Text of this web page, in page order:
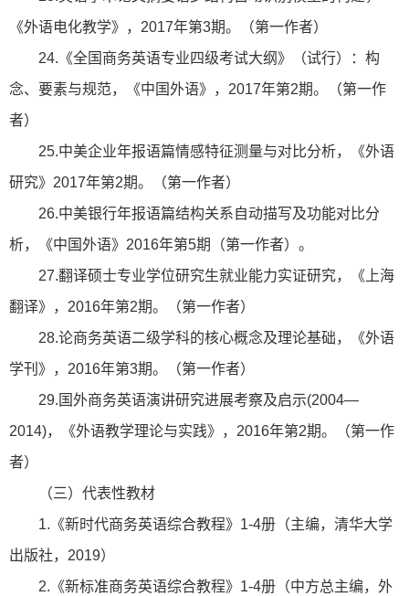
《外语电化教学》，2017年第3期。（第一作者）
24.《全国商务英语专业四级考试大纲》（试行）：构
念、要素与规范，《中国外语》，2017年第2期。（第一作
者）
25.中美企业年报语篇情感特征测量与对比分析，《外语
研究》2017年第2期。（第一作者）
26.中美银行年报语篇结构关系自动描写及功能对比分
析，《中国外语》2016年第5期（第一作者）。
27.翻译硕士专业学位研究生就业能力实证研究，《上海
翻译》，2016年第2期。（第一作者）
28.论商务英语二级学科的核心概念及理论基础，《外语
学刊》，2016年第3期。（第一作者）
29.国外商务英语演讲研究进展考察及启示(2004—
2014)，《外语教学理论与实践》，2016年第2期。（第一作
者）
（三）代表性教材
1.《新时代商务英语综合教程》1-4册（主编，清华大学
出版社，2019）
2.《新标准商务英语综合教程》1-4册（中方总主编，外